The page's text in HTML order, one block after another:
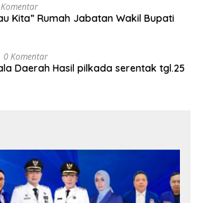
Kita” Rumah Jabatan Wakil Bupati
0 Komentar
Daerah Hasil pilkada serentak tgl.25